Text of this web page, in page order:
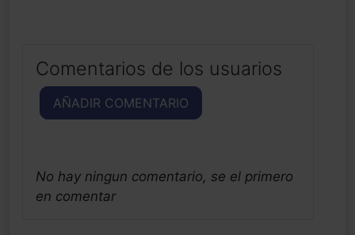
Comentarios de los usuarios
AÑADIR COMENTARIO
No hay ningun comentario, se el primero
en comentar